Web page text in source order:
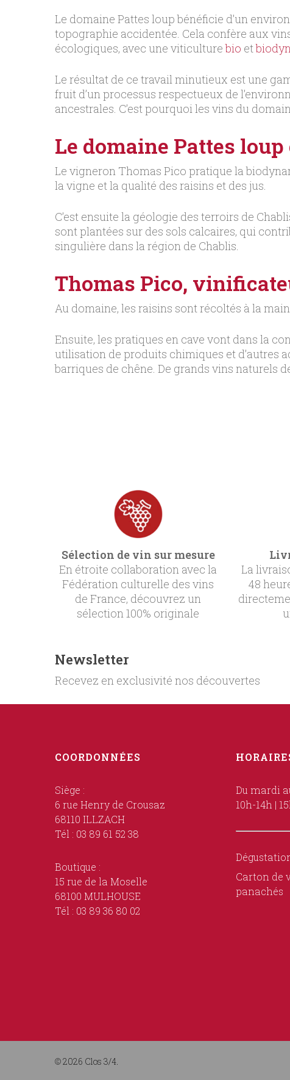
Le domaine Pattes loup bénéficie d’un
topographie accidentée. Cela confère aux
écologiques, avec une viticulturebio et
Le résultat de ce travail minutieux est une
fruit d’un processus respectueux de
ancestrales. C’est pourquoi les vins du
Le domaine Pattes
Le vigneron Thomas Pico pratique la
la vigne et la qualité des raisins et des jus.
C’est ensuite la géologie des terroirs de
sont plantées sur des sols calcaires, qui
singulière dans la région de Chablis.
Thomas Pico,
Au domaine, les raisins sont récoltés à la
Ensuite, les pratiques en cave vont dans la
utilisation de produits chimiques et d’autres
barriques de chêne. De grands vins naturels
Sélection de vin sur mesure
En étroite collaboration avec la
Fédération culturelle des vins
de France, découvrez un
sélection 100% originale
La
48
Newsletter
Recevez en exclusivité nos découvertes
COORDONNÉES
Siège :
6 rue Henry de Crousaz
68110 ILLZACH
Tél : 03 89 61 52 38
Boutique :
15 rue de la Moselle
68100 MULHOUSE
Tél : 03 89 36 80 02
Du mardi
10h-14h |
Carton de
panachés
© 2026 Clos 3/4.